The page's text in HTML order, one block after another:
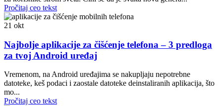
Pročitaj ceo tekst
21 okt
Najbolje aplikacije za čišćenje telefona – 3 predloga
za tvoj Android uređaj
Vremenom, na Android uređajima se nakupljaju nepotrebne
datoteke, keš podaci i zaostale datoteke deinstaliranih aplikacija, što
mo...
Pročitaj ceo tekst